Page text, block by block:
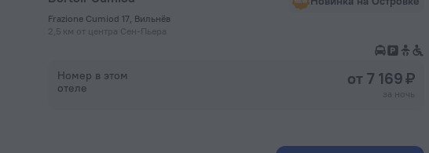
Frazione Cumiod 17, Вильнёв
2,5 км от центра Сен-Пьера
Номер в этом
отеле
от 7 169 ₽